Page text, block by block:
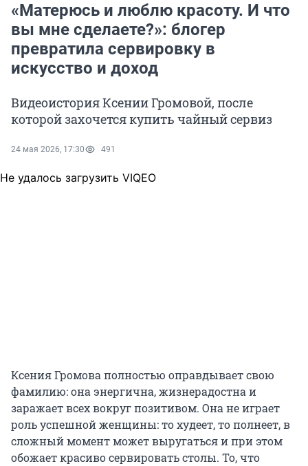
«Матерюсь и люблю красоту. И что
вы мне сделаете?»: блогер
превратила сервировку в
искусство и доход
Видеоистория Ксении Громовой, после
которой захочется купить чайный сервиз
24 мая 2026, 17:30 491
Не удалось загрузить VIQEO
Ксения Громова полностью оправдывает свою
фамилию: она энергична, жизнерадостна и
заражает всех вокруг позитивом. Она не играет
роль успешной женщины: то худеет, то полнеет, в
сложный момент может выругаться и при этом
обожает красиво сервировать столы. То, что